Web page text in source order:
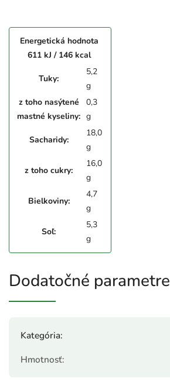
Energetická hodnota
611 kJ / 146 kcal
Tuky:
5,2
g
z toho nasýtené
mastné kyseliny:
0,3
g
Sacharidy:
18,0
g
z toho cukry:
16,0
g
Bielkoviny:
4,7
g
Soľ:
5,3
g
Dodatočné parametre
Kategória:
Hmotnosť: